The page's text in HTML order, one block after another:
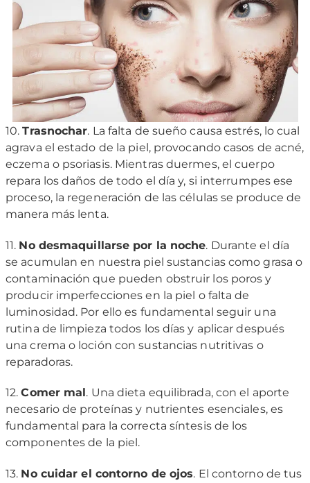
10.Trasnochar. La falta de sueño causa estrés, lo cual
agrava el estado de la piel, provocando casos de acné,
eczema o psoriasis. Mientras duermes, el cuerpo
repara los daños de todo el día y, si interrumpes ese
proceso, la regeneración de las células se produce de
manera más lenta.
11. No desmaquillarse por la noche. Durante el día
se acumulan en nuestra piel sustancias como grasa o
contaminación que pueden obstruir los poros y
producir imperfecciones en la piel o falta de
luminosidad. Por ello es fundamental seguir una
rutina de limpieza todos los días y aplicar después
una crema o loción con sustancias nutritivas o
reparadoras.
12.Comer mal. Una dieta equilibrada, con el aporte
necesario de proteínas y nutrientes esenciales, es
fundamental para la correcta síntesis de los
componentes de la piel.
13. No cuidar el contorno de ojos. El contorno de tus